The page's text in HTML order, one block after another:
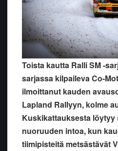
Toista kautta Ralli SM -
sarjassa kilpaileva Co-
ilmoittanut kauden
Lapland Rallyyn, kolme
Kuskikattauksesta löytyy
nuoruuden intoa, kun
tiimipisteitä metsästävät